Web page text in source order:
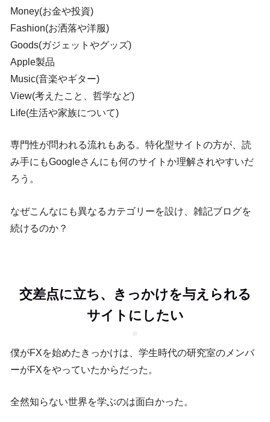
Money(お金や投資)
Fashion(お洒落や洋服)
Goods(ガジェットやグッズ)
Apple製品
Music(音楽やギター)
View(考えたこと、哲学など)
Life(生活や家族について)
専門性が問われる流れもある。特化型サイトの方が、読
み手にもGoogleさんにも何のサイトか理解されやすいだ
ろう。
なぜこんなにも異なるカテゴリーを設け、雑記ブログを
続けるのか？
交差点に立ち、きっかけを与えられる
サイトにしたい
僕がFXを始めたきっかけは、学生時代の研究室のメンバ
ーがFXをやっていたからだった。
全然知らない世界を学ぶのは面白かった。